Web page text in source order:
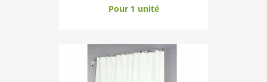
Pour 1 unité